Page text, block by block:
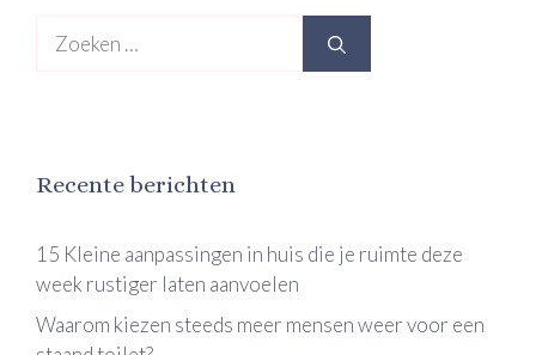
naar:
Recente berichten
15 Kleine aanpassingen in huis die je ruimte deze
week rustiger laten aanvoelen
Waarom kiezen steeds meer mensen weer voor een